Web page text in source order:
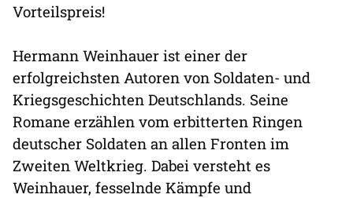
Vorteilspreis!
Hermann Weinhauer ist einer der
erfolgreichsten Autoren von Soldaten- und
Kriegsgeschichten Deutschlands. Seine
Romane erzählen vom erbitterten Ringen
deutscher Soldaten an allen Fronten im
Zweiten Weltkrieg. Dabei versteht es
Weinhauer, fesselnde Kämpfe und